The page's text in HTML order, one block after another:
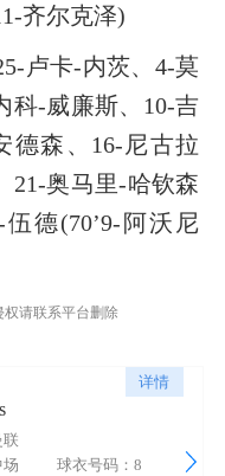
齐尔克泽)
卢卡-内茨、4-莫
科-威廉斯、10-吉
德森、16-尼古拉
21-奥马里-哈钦森
德(70’9-阿沃尼
请联系平台删除
详情
球衣号码：8